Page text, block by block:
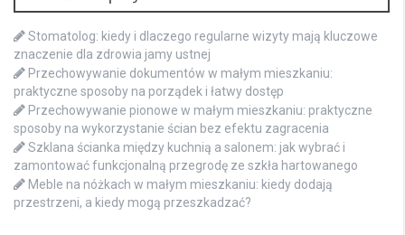
Stomatolog: kiedy i dlaczego regularne wizyty mają kluczowe
znaczenie dla zdrowia jamy ustnej
Przechowywanie dokumentów w małym mieszkaniu:
praktyczne sposoby na porządek i łatwy dostęp
Przechowywanie pionowe w małym mieszkaniu: praktyczne
sposoby na wykorzystanie ścian bez efektu zagracenia
Szklana ścianka między kuchnią a salonem: jak wybrać i
zamontować funkcjonalną przegrodę ze szkła hartowanego
Meble na nóżkach w małym mieszkaniu: kiedy dodają
przestrzeni, a kiedy mogą przeszkadzać?